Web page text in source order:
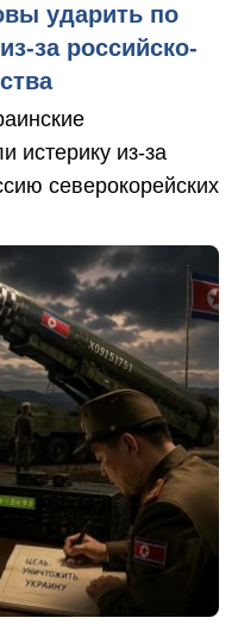
ударить по
за российско-
истерику из-за
северокорейских